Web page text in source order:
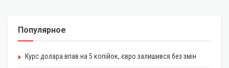
Популярное
Курс долара впав на 5 копійок, євро залишився без змін